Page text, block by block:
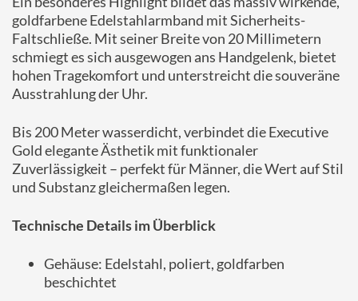
goldfarbeneEdelstahlarmband mitSicherheits-
Faltschließe. MitseinerBreitevon 20Millimetern
schmiegtessich ausgewogen ans Handgelenk, bietet
hohenTragekomfort und unterstreichtdiesouveräne
AusstrahlungderUhr.
Bis 200Meterwasserdicht,verbindetdieExecutive
GoldeleganteÄsthetikmitfunktionaler
Zuverlässigkeit – perfektfürMänner,dieWert aufStil
undSubstanzgleichermaßen legen.
Technische DetailsimÜberblick
Gehäuse: Edelstahl, poliert, goldfarben
beschichtet